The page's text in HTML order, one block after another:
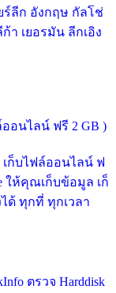
ร์ลีก อังกฤษ กัลโช่
า เยอรมัน ลีกเอิง
ออนไลน์ ฟรี 2 GB )
ก็บไฟล์ออนไลน์ ฟ
ให้คุณเก็บข้อมูล เก็
ด้ ทุกที่ ทุกเวลา
ตรวจ Harddisk